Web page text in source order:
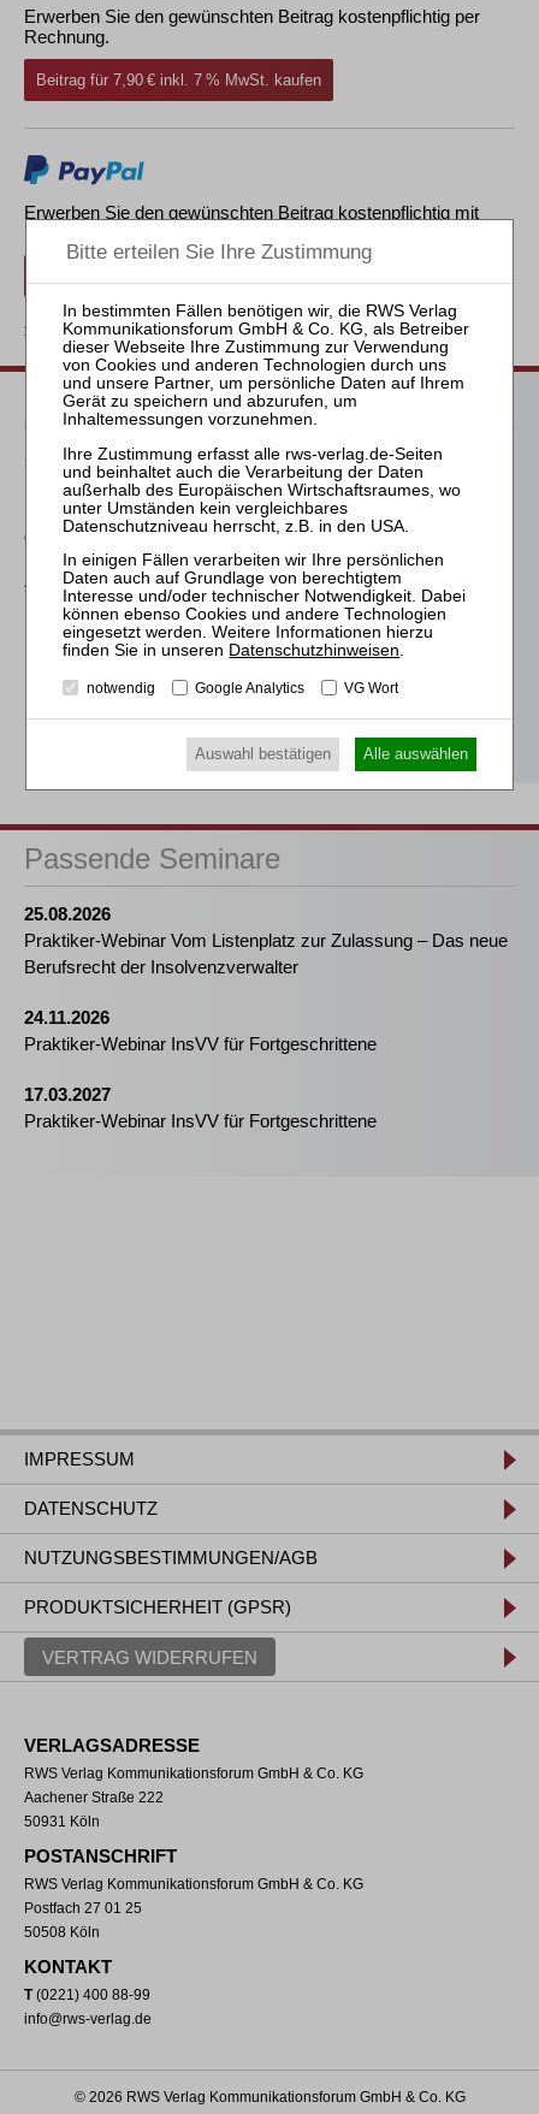
Erwerben Sie den gewünschten Beitrag kostenpflichtig per
Rechnung.
Beitrag für 7,90 € inkl. 7 % MwSt. kaufen
Erwerben Sie den gewünschten Beitrag kostenpflichtig mit
zurück
Passende Bücher
Schröder
Die Reform des
Eigenkapitalersatzrechts
durch das MoMiG
Zimmer
InsVV
Kleindiek
Die Anfechtung der
Passende Seminare
25.08.2026
Praktiker-Webinar Vom Listenplatz zur Zulassung – Das neue
Berufsrecht der Insolvenzverwalter
24.11.2026
Praktiker-Webinar InsVV für Fortgeschrittene
17.03.2027
Praktiker-Webinar InsVV für Fortgeschrittene
IMPRESSUM
DATENSCHUTZ
NUTZUNGSBESTIMMUNGEN/AGB
PRODUKTSICHERHEIT (GPSR)
VERTRAG WIDERRUFEN
VERLAGSADRESSE
RWS Verlag Kommunikationsforum GmbH & Co. KG
Aachener Straße 222
50931 Köln
POSTANSCHRIFT
RWS Verlag Kommunikationsforum GmbH & Co. KG
Postfach 27 01 25
50508 Köln
KONTAKT
T(0221) 400 88-99
info@rws-verlag.de
© 2026 RWS Verlag Kommunikationsforum GmbH & Co. KG
Datenschutzhinweisen.
notwendig Google Analytics VG Wort
Auswahl bestätigen Alle auswählen